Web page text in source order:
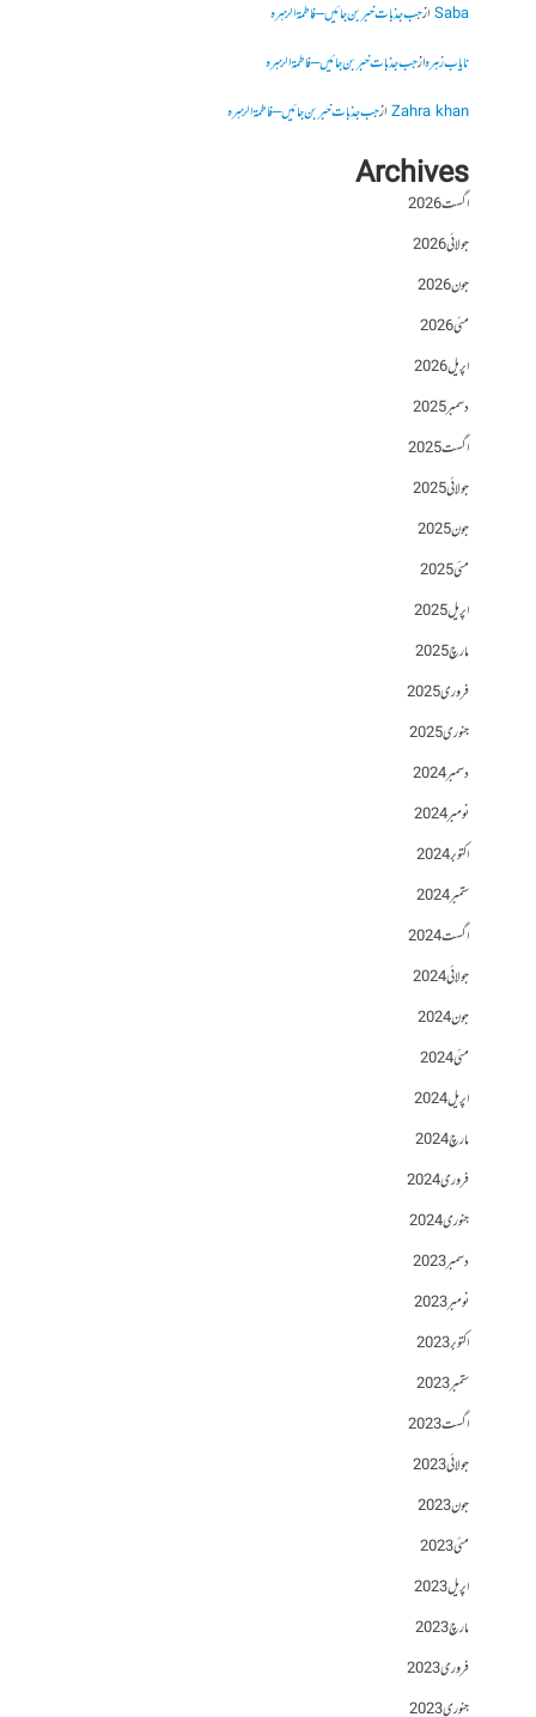
Sabaازجب جذبات خبر بن جائیں – فاطمۃالزہرہ
نایاب زہرہازجب جذبات خبر بن جائیں – فاطمۃالزہرہ
Zahra khanازجب جذبات خبر بن جائیں – فاطمۃالزہرہ
Archives
اگست 2026
جولائی 2026
جون 2026
مئی 2026
اپریل 2026
دسمبر 2025
اگست 2025
جولائی 2025
جون 2025
مئی 2025
اپریل 2025
مارچ 2025
فروری 2025
جنوری 2025
دسمبر 2024
نومبر 2024
اکتوبر 2024
ستمبر 2024
اگست 2024
جولائی 2024
جون 2024
مئی 2024
اپریل 2024
مارچ 2024
فروری 2024
جنوری 2024
دسمبر 2023
نومبر 2023
اکتوبر 2023
ستمبر 2023
اگست 2023
جولائی 2023
جون 2023
مئی 2023
اپریل 2023
مارچ 2023
فروری 2023
جنوری 2023